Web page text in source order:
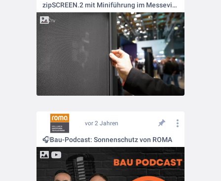
zipSCREEN.2 mit Miniführung im Messevideo
vor 2 Jahren
🎧Bau-Podcast: Sonnenschutz von ROMA